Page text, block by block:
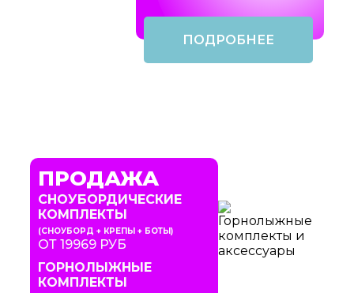
ПОДРОБНЕЕ
ПРОДАЖА
СНОУБОРДИЧЕСКИЕ
КОМПЛЕКТЫ
(СНОУБОРД + КРЕПЫ + БОТЫ)
ОТ 19969 РУБ
ГОРНОЛЫЖНЫЕ
КОМПЛЕКТЫ